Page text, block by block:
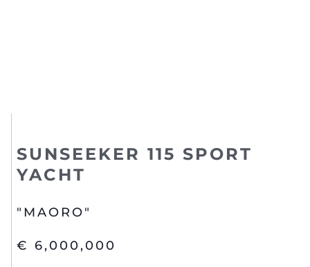
SUNSEEKER 115 SPORT
YACHT
"MAORO"
€ 6,000,000